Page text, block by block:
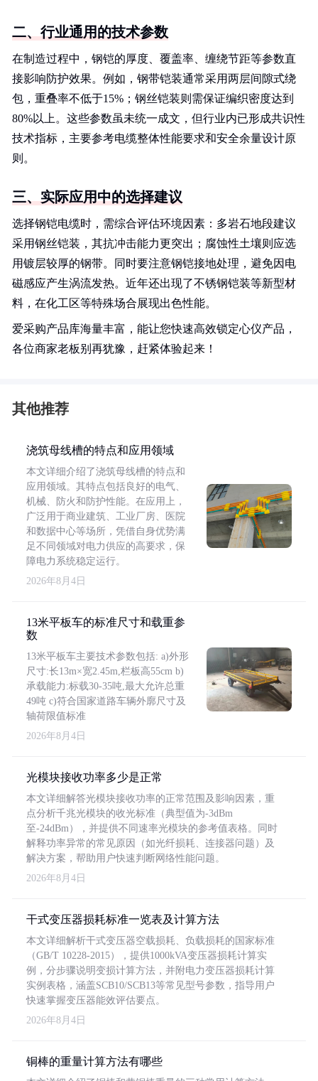
二、行业通用的技术参数
在制造过程中，钢铠的厚度、覆盖率、缠绕节距等参数直
接影响防护效果。例如，钢带铠装通常采用两层间隙式绕
包，重叠率不低于15%；钢丝铠装则需保证编织密度达到
80%以上。这些参数虽未统一成文，但行业内已形成共识性
技术指标，主要参考电缆整体性能要求和安全余量设计原
则。
三、实际应用中的选择建议
选择钢铠电缆时，需综合评估环境因素：多岩石地段建议
采用钢丝铠装，其抗冲击能力更突出；腐蚀性土壤则应选
用镀层较厚的钢带。同时要注意钢铠接地处理，避免因电
磁感应产生涡流发热。近年还出现了不锈钢铠装等新型材
料，在化工区等特殊场合展现出色性能。
爱采购产品库海量丰富，能让您快速高效锁定心仪产品，
各位商家老板别再犹豫，赶紧体验起来！
其他推荐
浇筑母线槽的特点和应用领域
本文详细介绍了浇筑母线槽的特点和
应用领域。其特点包括良好的电气、
机械、防火和防护性能。在应用上，
广泛用于商业建筑、工业厂房、医院
和数据中心等场所，凭借自身优势满
足不同领域对电力供应的高要求，保
障电力系统稳定运行。
2026年8月4日
13米平板车的标准尺寸和载重参
数
13米平板车主要技术参数包括: a)外形
尺寸:长13m×宽2.45m,栏板高55cm b)
承载能力:标载30-35吨,最大允许总重
49吨 c)符合国家道路车辆外廓尺寸及
轴荷限值标准
2026年8月4日
光模块接收功率多少是正常
本文详细解答光模块接收功率的正常范围及影响因素，重
点分析千兆光模块的收光标准（典型值为-3dBm
至-24dBm），并提供不同速率光模块的参考值表格。同时
解释功率异常的常见原因（如光纤损耗、连接器问题）及
解决方案，帮助用户快速判断网络性能问题。
2026年8月4日
干式变压器损耗标准一览表及计算方法
本文详细解析干式变压器空载损耗、负载损耗的国家标准
（GB/T 10228-2015），提供1000kVA变压器损耗计算实
例，分步骤说明变损计算方法，并附电力变压器损耗计算
实例表格，涵盖SCB10/SCB13等常见型号参数，指导用户
快速掌握变压器能效评估要点。
2026年8月4日
铜棒的重量计算方法有哪些